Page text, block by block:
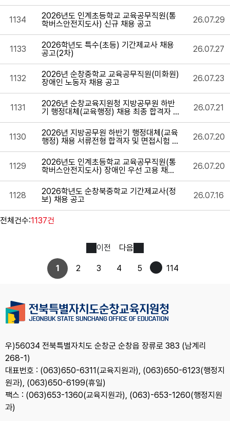
1134
2026년도 인계초등학교 교육공무직원(통
학버스안전지도사) 신규 채용 공고
26.07.29
1133
2026학년도 특수(초등) 기간제교사 채용
공고(2차)
26.07.27
1132
2026년 순창중학교 교육공무직원(미화원)
장애인 노동자 채용 공고
26.07.23
1131
2026년 순창교육지원청 지방공무원 하반
기 행정대체(교육행정) 채용 최종 합격자 공
고
26.07.21
1130
2026년 지방공무원 하반기 행정대체(교육
행정) 채용 서류전형 합격자 및 면접시험 시
행계획
26.07.20
1129
2026년도 인계초등학교 교육공무직원(통
학버스안전지도사) 장애인 우선 고용 채용
시험 공고
26.07.20
1128
2026학년도 순창북중학교 기간제교사(정
보) 채용 공고
26.07.16
전체건수:1137건
이전
1 2 3 4 5 114
다음
우)56034 전북특별자치도 순창군 순창읍 장류로 383 (남계리
268-1)
대표번호 : (063)650-6311(교육지원과), (063)650-6123(행정지
원과), (063)650-6199(휴일)
팩스 : (063)653-1360(교육지원과), (063)-653-1260(행정지원
과)